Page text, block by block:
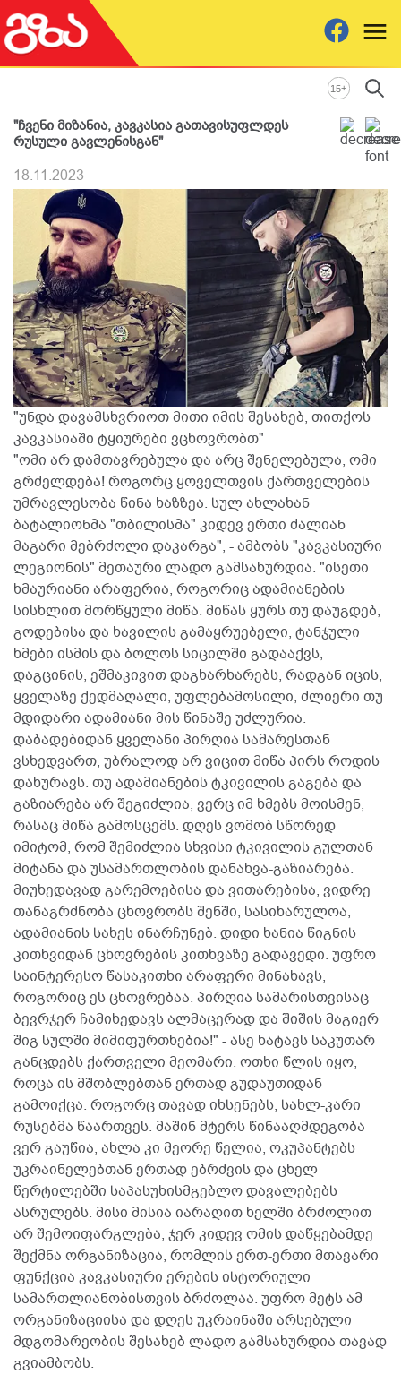
15+
"ჩვენი მიზანია, კავკასია გათავისუფლდეს
რუსული გავლენისგან"
18.11.2023
"უნდა დავამსხვრიოთ მითი იმის შესახებ, თითქოს
კავკასიაში ტყიურები ვცხოვრობთ"
"ომი არ დამთავრებულა და არც შენელებულა, ომი
გრძელდება! როგორც ყოველთვის ქართველების
უმრავლესობა წინა ხაზზეა. სულ ახლახან
ბატალიონმა "თბილისმა" კიდევ ერთი ძალიან
მაგარი მებრძოლი დაკარგა", - ამბობს "კავკასიური
ლეგიონის" მეთაური ლადო გამსახურდია. "ისეთი
ხმაურიანი არაფერია, როგორიც ადამიანების
სისხლით მორწყული მიწა. მიწას ყურს თუ დაუგდებ,
გოდებისა და ხავილის გამაყრუებელი, ტანჯული
ხმები ისმის და ბოლოს სიცილში გადააქვს,
დაგცინის, ეშმაკივით დაგხარხარებს, რადგან იცის,
ყველაზე ქედმაღალი, უფლებამოსილი, ძლიერი თუ
მდიდარი ადამიანი მის წინაშე უძლურია.
დაბადებიდან ყველანი პირღია სამარესთან
ვსხედვართ, უბრალოდ არ ვიცით მიწა პირს როდის
დახურავს. თუ ადამიანების ტკივილის გაგება და
გაზიარება არ შეგიძლია, ვერც იმ ხმებს მოისმენ,
რასაც მიწა გამოსცემს. დღეს ვომობ სწორედ
იმიტომ, რომ შემიძლია სხვისი ტკივილის გულთან
მიტანა და უსამართლობის დანახვა-გაზიარება.
მიუხედავად გარემოებისა და ვითარებისა, ვიდრე
თანაგრძნობა ცხოვრობს შენში, სასიხარულოა,
ადამიანის სახეს ინარჩუნებ. დიდი ხანია წიგნის
კითხვიდან ცხოვრების კითხვაზე გადავედი. უფრო
საინტერესო წასაკითხი არაფერი მინახავს,
როგორიც ეს ცხოვრებაა. პირღია სამარისთვისაც
ბევრჯერ ჩამიხედავს ალმაცერად და შიშის მაგიერ
შიგ სულში მიმიფურთხებია!" - ასე ხატავს საკუთარ
განცდებს ქართველი მეომარი. ოთხი წლის იყო,
როცა ის მშობლებთან ერთად გუდაუთიდან
გამოიქცა. როგორც თავად იხსენებს, სახლ-კარი
რუსებმა წაართვეს. მაშინ მტერს წინააღმდეგობა
ვერ გაუწია, ახლა კი მეორე წელია, ოკუპანტებს
უკრაინელებთან ერთად ებრძვის და ცხელ
წერტილებში საპასუხისმგებლო დავალებებს
ასრულებს. მისი მისია იარაღით ხელში ბრძოლით
არ შემოიფარგლება, ჯერ კიდევ ომის დაწყებამდე
შექმნა ორგანიზაცია, რომლის ერთ-ერთი მთავარი
ფუნქცია კავკასიური ერების ისტორიული
სამართლიანობისთვის ბრძოლაა. უფრო მეტს ამ
ორგანიზაციისა და დღეს უკრაინაში არსებული
მდგომარეობის შესახებ ლადო გამსახურდია თავად
გვიამბობს.